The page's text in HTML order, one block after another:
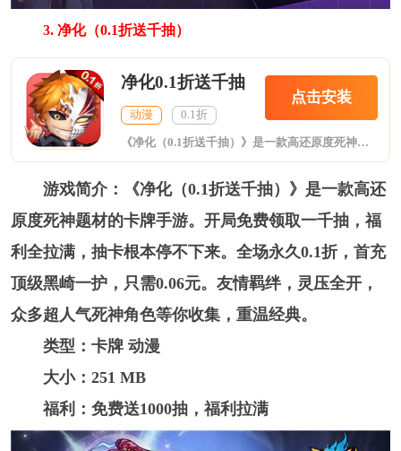
3. 净化（0.1折送千抽）
净化0.1折送千抽
动漫 0.1折
点击安装
《净化（0.1折送千抽）》是一款高还原度死神题材的卡牌手游。开局免费领取一千抽，福利全拉满，抽卡根本停不下来。全场永久0.1折，首充顶级黑崎一护，只需0.06元。友情羁绊，灵压全开，众多超人气死神角色等你收集，重温经典。
游戏简介：《净化（0.1折送千抽）》是一款高还
原度死神题材的卡牌手游。开局免费领取一千抽，福
利全拉满，抽卡根本停不下来。全场永久0.1折，首充
顶级黑崎一护，只需0.06元。友情羁绊，灵压全开，
众多超人气死神角色等你收集，重温经典。
类型：卡牌 动漫
大小：251 MB
福利：免费送1000抽，福利拉满